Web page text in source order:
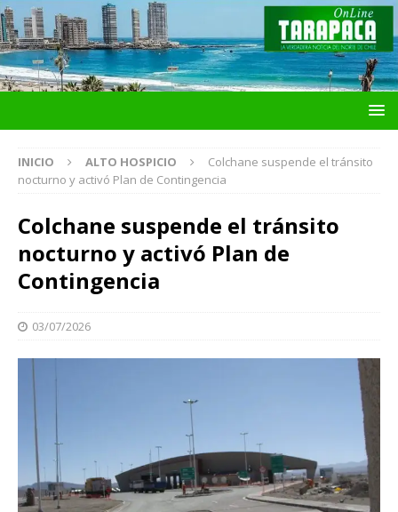
INICIO ALTO HOSPICIO
Colchane suspende el tránsito
nocturno y activó Plan de Contingencia
Colchane suspende el tránsito
nocturno y activó Plan de
Contingencia
03/07/2026